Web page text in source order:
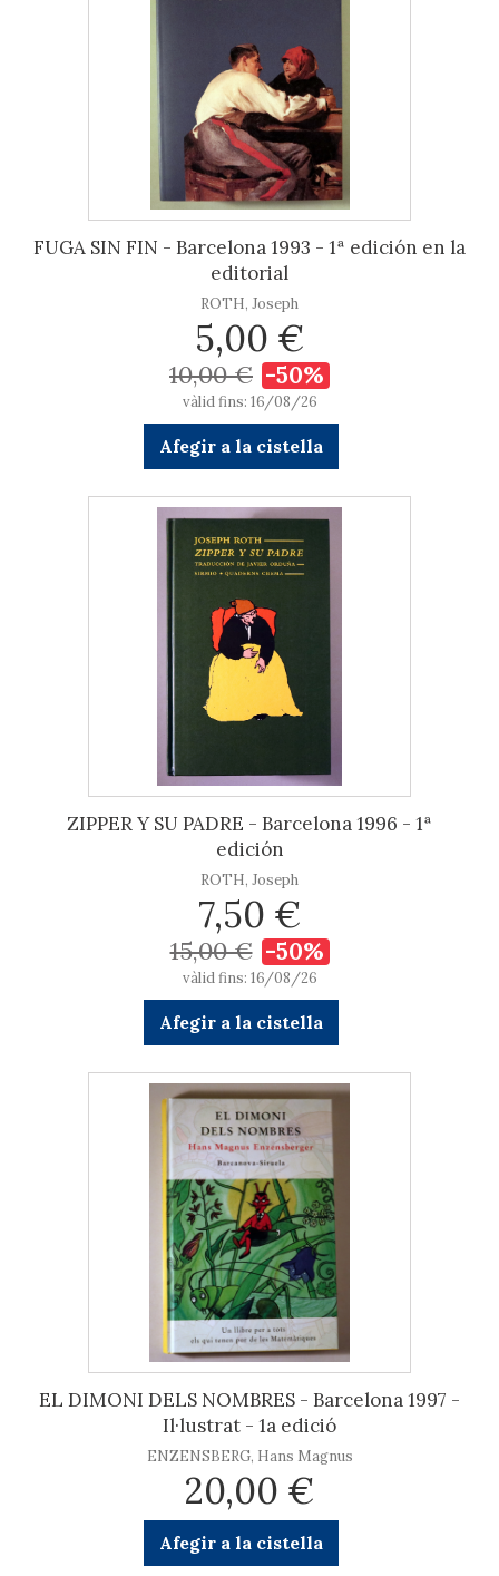
FUGA SIN FIN - Barcelona 1993 - 1ª edición en la
editorial
ROTH, Joseph
5,00 €
10,00 € -50%
vàlid fins: 16/08/26
Afegir a la cistella
ZIPPER Y SU PADRE - Barcelona 1996 - 1ª
edición
ROTH, Joseph
7,50 €
15,00 € -50%
vàlid fins: 16/08/26
Afegir a la cistella
EL DIMONI DELS NOMBRES - Barcelona 1997 -
Il·lustrat - 1a edició
ENZENSBERG, Hans Magnus
20,00 €
Afegir a la cistella